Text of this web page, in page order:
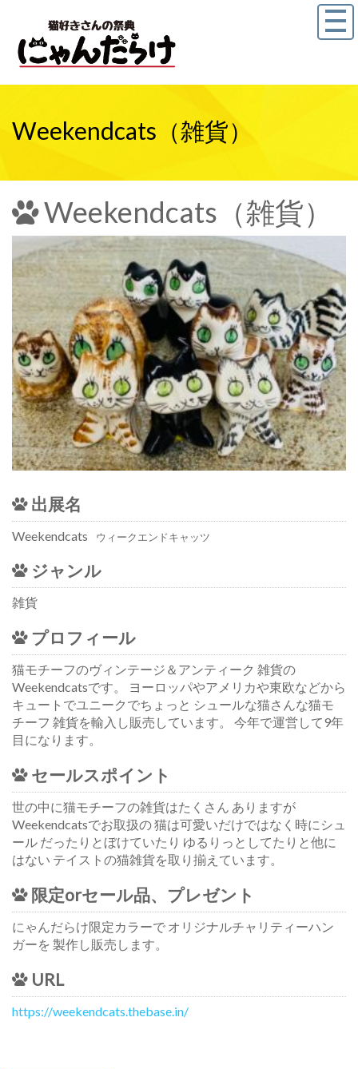
Weekendcats（雑貨）
Weekendcats（雑貨）
出展名
Weekendcats ウィークエンドキャッツ
ジャンル
雑貨
プロフィール
猫モチーフのヴィンテージ＆アンティーク 雑貨の
Weekendcatsです。 ヨーロッパやアメリカや東欧などから
キュートでユニークでちょっと シュールな猫さんな猫モ
チーフ 雑貨を輸入し販売しています。 今年で運営して9年
目になります。
セールスポイント
世の中に猫モチーフの雑貨はたくさん ありますが
Weekendcatsでお取扱の 猫は可愛いだけではなく時にシュ
ール だったりとぼけていたり ゆるりっとしてたりと他に
はない テイストの猫雑貨を取り揃えています。
限定orセール品、プレゼント
にゃんだらけ限定カラーで オリジナルチャリティーハン
ガーを 製作し販売します。
URL
https://weekendcats.thebase.in/